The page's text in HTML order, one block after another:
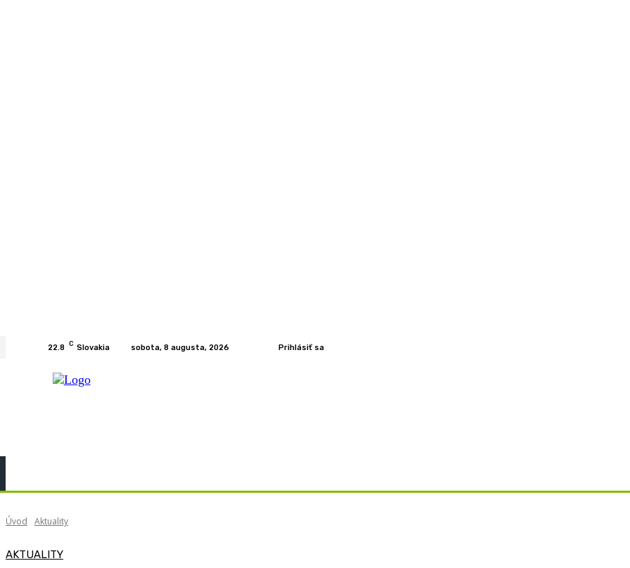
22.8 C Slovakia sobota, 8 augusta, 2026 Prihlásiť sa
Úvod Aktuality
AKTUALITY